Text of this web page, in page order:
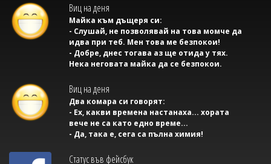
Виц на деня
Майка към дъщеря си:
- Слушай, не позволявай на това момче да
идва при теб. Мен това ме безпокои!
- Добре, днес тогава аз ще отида у тях.
Нека неговата майка да се безпокои.
Виц на деня
Два комара си говорят:
- Ех, какви времена настанаха... хората
вече не са като едно време...
- Да, така е, сега са пълна химия!
Статус във фейсбук